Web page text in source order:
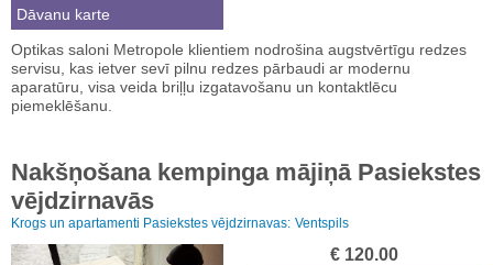
Dāvanu karte
Optikas saloni Metropole klientiem nodrošina augstvērtīgu redzes
servisu, kas ietver sevī pilnu redzes pārbaudi ar modernu
aparatūru, visa veida briļļu izgatavošanu un kontaktlēcu
piemeklēšanu.
Nakšņošana kempinga mājiņā Pasiekstes
vējdzirnavās
Krogs un apartamenti Pasiekstes vējdzirnavas: Ventspils
€ 120.00